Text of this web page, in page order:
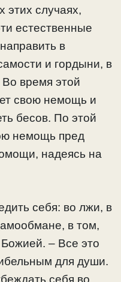
этих случаях,
естественные
в
и гордыни, в
время этой
свою немощь и
бесов. По этой
немощь пред
надеясь на
себя: во лжи, в
в том,
– Все это
для души.
себя во